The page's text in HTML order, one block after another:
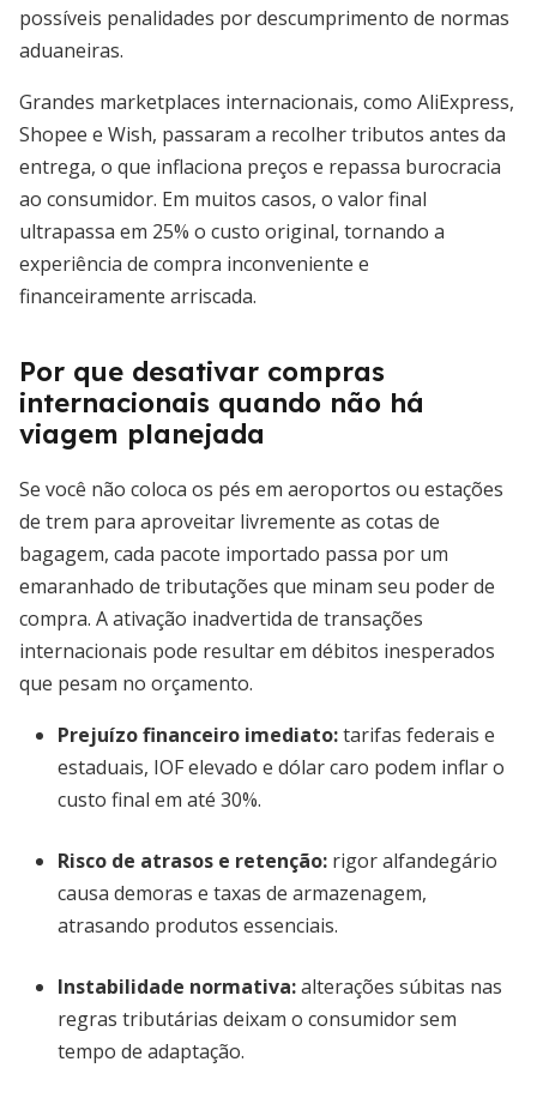
possíveis penalidades por descumprimento de normas
aduaneiras.
Grandes marketplaces internacionais, como AliExpress,
Shopee e Wish, passaram a recolher tributos antes da
entrega, o que inflaciona preços e repassa burocracia
ao consumidor. Em muitos casos, o valor final
ultrapassa em 25% o custo original, tornando a
experiência de compra inconveniente e
financeiramente arriscada.
Por que desativar compras
internacionais quando não há
viagem planejada
Se você não coloca os pés em aeroportos ou estações
de trem para aproveitar livremente as cotas de
bagagem, cada pacote importado passa por um
emaranhado de tributações que minam seu poder de
compra. A ativação inadvertida de transações
internacionais pode resultar em débitos inesperados
que pesam no orçamento.
Prejuízo financeiro imediato:tarifas federais e
estaduais, IOF elevado e dólar caro podem inflar o
custo final em até 30%.
Risco de atrasos e retenção: rigor alfandegário
causa demoras e taxas de armazenagem,
atrasando produtos essenciais.
Instabilidade normativa:alterações súbitas nas
regras tributárias deixam o consumidor sem
tempo de adaptação.